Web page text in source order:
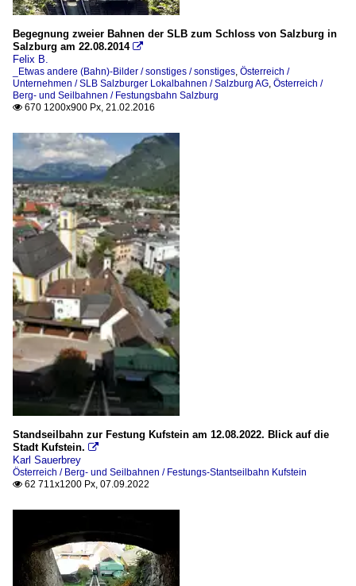
Begegnung zweier Bahnen der SLB zum Schloss von Salzburg in
Salzburg am 22.08.2014 
Felix B.
_Etwas andere (Bahn)-Bilder / sonstiges / sonstiges, Österreich /
Unternehmen / SLB Salzburger Lokalbahnen / Salzburg AG, Österreich /
Berg- und Seilbahnen / Festungsbahn Salzburg
 670 1200x900 Px, 21.02.2016
Standseilbahn zur Festung Kufstein am 12.08.2022. Blick auf die
Stadt Kufstein. 
Karl Sauerbrey
Österreich / Berg- und Seilbahnen / Festungs-Stantseilbahn Kufstein
 62 711x1200 Px, 07.09.2022